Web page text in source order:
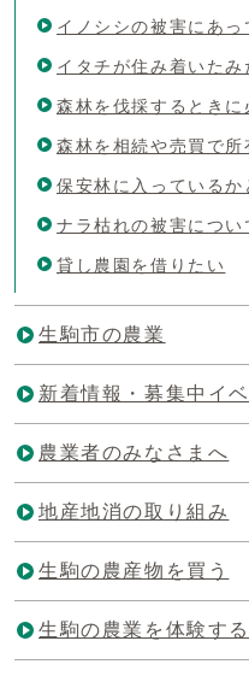
イノシシの被害にあっ
イタチが住み着いたみ
森林を伐採するとき
森林を相続や売買で所
保安林に入っているか
ナラ枯れの被害につい
貸し農園を借りたい
生駒市の農業
新着情報・募集中イ
農業者のみなさまへ
地産地消の取り組み
生駒の農産物を買う
生駒の農業を体験する